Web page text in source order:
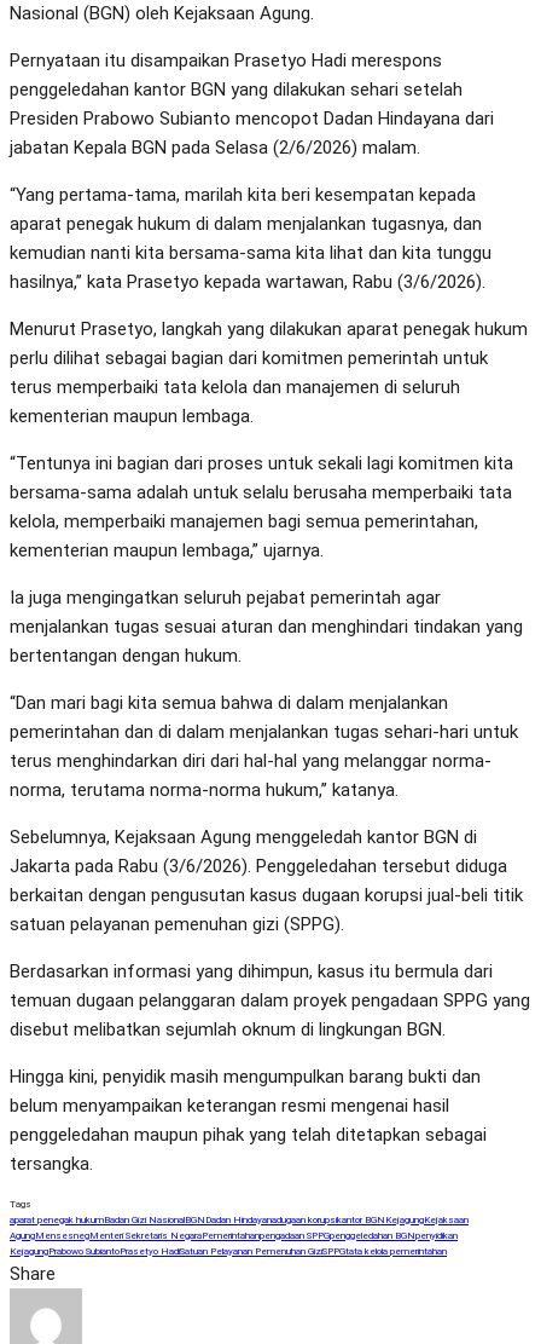
Nasional (BGN) oleh Kejaksaan Agung.
Pernyataan itu disampaikan Prasetyo Hadi merespons
penggeledahan kantor BGN yang dilakukan sehari setelah
Presiden Prabowo Subianto mencopot Dadan Hindayana dari
jabatan Kepala BGN pada Selasa (2/6/2026) malam.
“Yang pertama-tama, marilah kita beri kesempatan kepada
aparat penegak hukum di dalam menjalankan tugasnya, dan
kemudian nanti kita bersama-sama kita lihat dan kita tunggu
hasilnya,” kata Prasetyo kepada wartawan, Rabu (3/6/2026).
Menurut Prasetyo, langkah yang dilakukan aparat penegak hukum
perlu dilihat sebagai bagian dari komitmen pemerintah untuk
terus memperbaiki tata kelola dan manajemen di seluruh
kementerian maupun lembaga.
“Tentunya ini bagian dari proses untuk sekali lagi komitmen kita
bersama-sama adalah untuk selalu berusaha memperbaiki tata
kelola, memperbaiki manajemen bagi semua pemerintahan,
kementerian maupun lembaga,” ujarnya.
Ia juga mengingatkan seluruh pejabat pemerintah agar
menjalankan tugas sesuai aturan dan menghindari tindakan yang
bertentangan dengan hukum.
“Dan mari bagi kita semua bahwa di dalam menjalankan
pemerintahan dan di dalam menjalankan tugas sehari-hari untuk
terus menghindarkan diri dari hal-hal yang melanggar norma-
norma, terutama norma-norma hukum,” katanya.
Sebelumnya, Kejaksaan Agung menggeledah kantor BGN di
Jakarta pada Rabu (3/6/2026). Penggeledahan tersebut diduga
berkaitan dengan pengusutan kasus dugaan korupsi jual-beli titik
satuan pelayanan pemenuhan gizi (SPPG).
Berdasarkan informasi yang dihimpun, kasus itu bermula dari
temuan dugaan pelanggaran dalam proyek pengadaan SPPG yang
disebut melibatkan sejumlah oknum di lingkungan BGN.
Hingga kini, penyidik masih mengumpulkan barang bukti dan
belum menyampaikan keterangan resmi mengenai hasil
penggeledahan maupun pihak yang telah ditetapkan sebagai
tersangka.
Tags
aparat penegak hukumBadan Gizi NasionalBGN Dadan Hindayanadugaan korupsikantor BGN KejagungKejaksaan
AgungMensesnegMenteri Sekretaris NegaraPemerintahanpengadaan SPPGpenggeledahan BGNpenyidikan
KejagungPrabowo SubiantoPrasetyo HadiSatuan Pelayanan Pemenuhan GiziSPPGtata kelola pemerintahan
Share